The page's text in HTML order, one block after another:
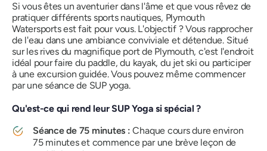
Si vous êtes un aventurier dans l'âme et que vous rêvez de
pratiquer différents sports nautiques, Plymouth
Watersports est fait pour vous. L'objectif ? Vous rapprocher
de l'eau dans une ambiance conviviale et détendue. Situé
sur les rives du magnifique port de Plymouth, c'est l'endroit
idéal pour faire du paddle, du kayak, du jet ski ou participer
à une excursion guidée. Vous pouvez même commencer
par une séance de SUP yoga.
Qu'est-ce qui rend leur SUP Yoga si spécial ?
Séance de 75 minutes :Chaque cours dure environ
75 minutes et commence par une brève leçon de